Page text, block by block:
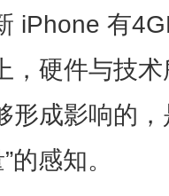
iPhone 有
，硬件与技
形成影响的
的感知。